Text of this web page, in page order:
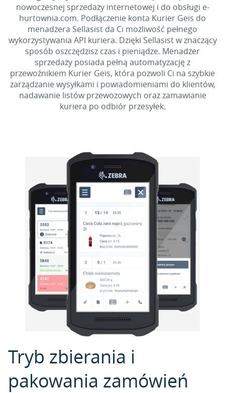
nowoczesnej sprzedaży internetowej i do obsługi e-
hurtownia.com. Podłączenie konta Kurier Geis do
menadżera Sellasist da Ci możliwość pełnego
wykorzystywania API kuriera. Dzięki Sellasist w znaczący
sposób oszczędzisz czas i pieniądze. Menadżer
sprzedaży posiada pełną automatyzację z
przewoźnikiem Kurier Geis, która pozwoli Ci na szybkie
zarządzanie wysyłkami i powiadomieniami do klientów,
nadawanie listów przewozowych oraz zamawianie
kuriera po odbiór przesyłek.
Tryb zbierania i
pakowania zamówień